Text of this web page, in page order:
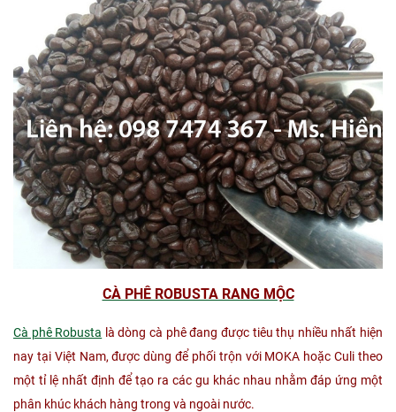
CÀ PHÊ ROBUSTA RANG MỘC
Cà phê Robusta là dòng cà phê đang được tiêu thụ nhiều nhất hiện
nay tại Việt Nam, được dùng để phối trộn với MOKA hoặc Culi theo
một tỉ lệ nhất định để tạo ra các gu khác nhau nhằm đáp ứng một
phân khúc khách hàng trong và ngoài nước.